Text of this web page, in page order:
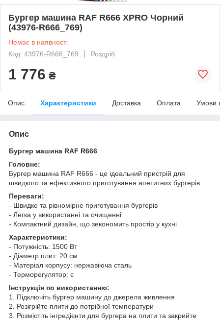
Бургер машина RAF R666 XPRO Чорний
(43976-R666_769)
Немає в наявності
Код: 43976-R666_769
Роздріб
1 776 ₴
Опис Характеристики Доставка Оплата Умови
Опис
Бургер машина RAF R666
Головне:
Бургер машина RAF R666 - це ідеальний пристрій для
швидкого та ефективного приготування апетитних бургерів.
Переваги:
- Швидке та рівномірне приготування бургерів
- Легка у використанні та очищенні
- Компактний дизайн, що зекономить простір у кухні
Характеристики:
- Потужність: 1500 Вт
- Діаметр плит: 20 см
- Матеріал корпусу: нержавіюча сталь
- Терморегулятор: є
Інструкція по використанню:
1. Підключіть бургер машину до джерела живлення
2. Розігрійте плити до потрібної температури
3. Розмістіть інгредієнти для бургера на плити та закрийте